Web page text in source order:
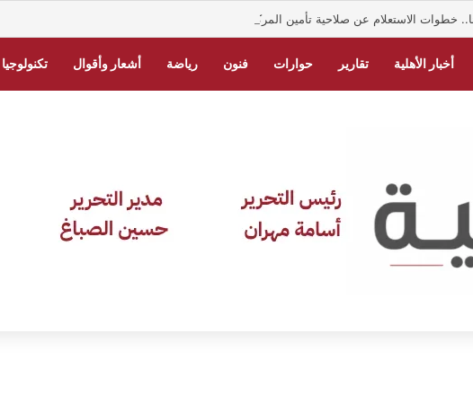
خطوات الاستعلام عن صلاحية تأمين المركبات في السعودية
أخبار الأهلية تقارير حوارات فنون رياضة أشعار وأقوال